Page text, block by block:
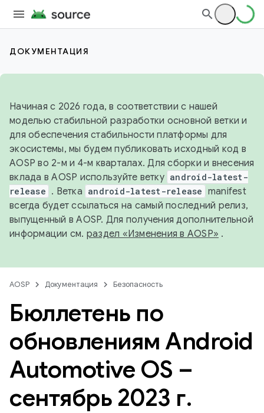
ДОКУМЕНТАЦИЯ
Начиная с 2026 года, в соответствии с нашей
моделью стабильной разработки основной ветки и
для обеспечения стабильности платформы для
экосистемы, мы будем публиковать исходный код в
AOSP во 2-м и 4-м кварталах. Для сборки и внесения
вклада в AOSP используйте ветку android-latest-
release . Ветка android-latest-release manifest
всегда будет ссылаться на самый последний релиз,
выпущенный в AOSP. Для получения дополнительной
информации см. раздел «Изменения в AOSP» .
AOSP Документация Безопасность
Бюллетень по
обновлениям Android
Automotive OS –
сентябрь 2023 г.